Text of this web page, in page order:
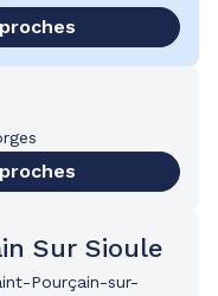
Sur Sioule
Pourçain-sur-